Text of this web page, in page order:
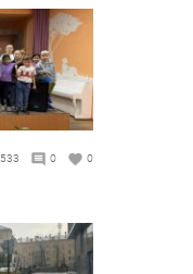
533 0 0